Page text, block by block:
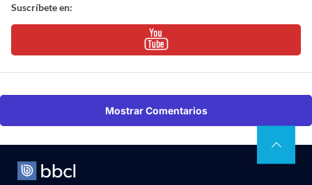
Suscríbete en:
Mostrar Comentarios